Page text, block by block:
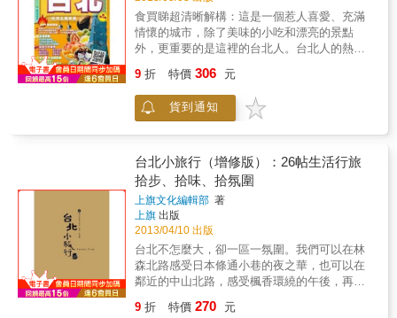
食買睇超清晰解構：這是一個惹人喜愛、充滿
情懷的城市，除了美味的小吃和漂亮的景點
外，更重要的是這裡的台北人。台北人的熱
們盡量把台北的一切在書中呈現，但願你能找
到你喜歡的那部分，成為你去台北或是再去台
北的理由。
9 折 特價 306 元
貨到通知
台北小旅行（增修版）：26帖生活行旅
拾步、拾味、拾氛圍
上旗文化編輯部 著
上旗 出版
2013/04/10 出版
台北不怎麼大，卻一區一氛圍。我們可以在林
森北路感受日本條通小巷的夜之華，也可以在
鄰近的中山北路，感受楓香環繞的午後，再往
卻分別有著美援時期、日治時期，以及更早以
9 折 特價 270 元